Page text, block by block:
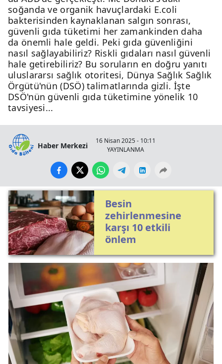
soğanda ve organik havuçlardaki E.coli
bakterisinden kaynaklanan salgın sonrası,
güvenli gıda tüketimi her zamankinden daha
da önemli hale geldi. Peki gıda güvenliğini
nasıl sağlayabiliriz? Riskli gıdaları nasıl güvenli
hale getirebiliriz? Bu soruların en doğru yanıtı
uluslararsı sağlık otoritesi, Dünya Sağlık Sağlık
Örgütü'nün (DSÖ) talimatlarında gizli. İşte
DSÖ'nün güvenli gıda tüketimine yönelik 10
tavsiyesi...
Haber Merkezi
16 Nisan 2025 - 10:11
YAYINLANMA
Besin
zehirlenmesine
karşı 10 etkili
önlem